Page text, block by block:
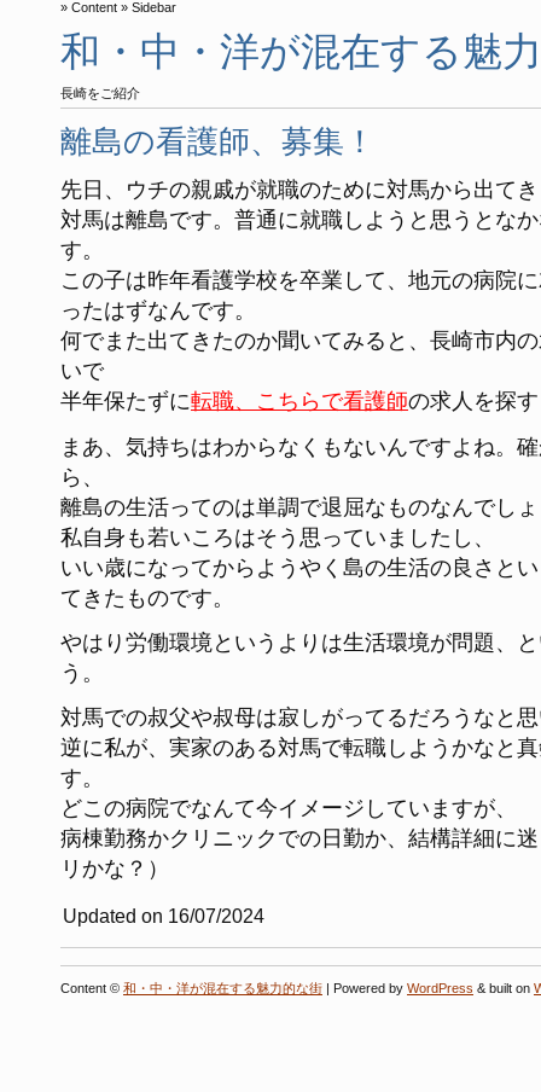
Content Sidebar
和・中・洋が混在する魅
長崎をご紹介
離島の看護師、募集！
先日、ウチの親戚が就職のために対馬から出て
対馬は離島です。普通に就職しようと思うとな
す。
この子は昨年看護学校を卒業して、地元の病院
ったはずなんです。
何でまた出てきたのか聞いてみると、長崎市内
いで
半年保たずに転職、こちらで看護師の求人を探
まあ、気持ちはわからなくもないんですよね。
ら、
離島の生活ってのは単調で退屈なものなんでし
私自身も若いころはそう思っていましたし、
いい歳になってからようやく島の生活の良さと
てきたものです。
やはり労働環境というよりは生活環境が問題、
う。
対馬での叔父や叔母は寂しがってるだろうなと
逆に私が、実家のある対馬で転職しようかなと
す。
どこの病院でなんて今イメージしていますが、
病棟勤務かクリニックでの日勤か、結構詳細に
リかな？）
Updated on 16/07/2024
Content © 和・中・洋が混在する魅力的な街 | Powered by WordPress & built on